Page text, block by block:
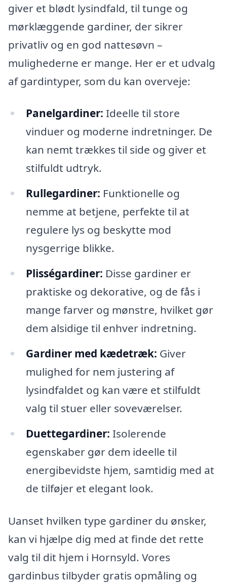
giver et blødt lysindfald, til tunge og
mørklæggende gardiner, der sikrer
privatliv og en god nattesøvn –
mulighederne er mange. Her er et udvalg
af gardintyper, som du kan overveje:
Panelgardiner: Ideelle til store
vinduer og moderne indretninger. De
kan nemt trækkes til side og giver et
stilfuldt udtryk.
Rullegardiner: Funktionelle og
nemme at betjene, perfekte til at
regulere lys og beskytte mod
nysgerrige blikke.
Plisségardiner: Disse gardiner er
praktiske og dekorative, og de fås i
mange farver og mønstre, hvilket gør
dem alsidige til enhver indretning.
Gardiner med kædetræk: Giver
mulighed for nem justering af
lysindfaldet og kan være et stilfuldt
valg til stuer eller soveværelser.
Duettegardiner: Isolerende
egenskaber gør dem ideelle til
energibevidste hjem, samtidig med at
de tilføjer et elegant look.
Uanset hvilken type gardiner du ønsker,
kan vi hjælpe dig med at finde det rette
valg til dit hjem i Hornsyld. Vores
gardinbus tilbyder gratis opmåling og